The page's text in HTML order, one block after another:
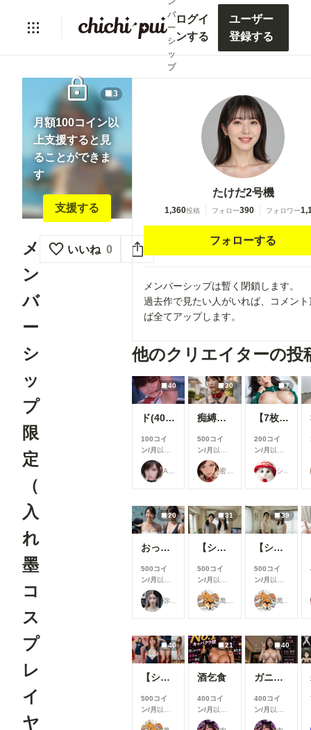
バ
ー
シ
ッ
プ
ログイ
ンする
ユーザー
登録する
lock
月額100コイン以
上支援すると見
ることができま
す
支援する
3
メ
ン
バ
ー
シ
ッ
プ
限
定
（
入
れ
墨
コ
ス
プ
レ
イ
ヤ
いいね 0
たけだ2号機
1,360投稿 フォロー390 フォロワー
フォローする
メンバーシップは暫く閉鎖します。
過去作で見たい人がいれば、コメン
ば全てアップします。
他のクリエイターの投
40
ド(40枚) アイドルとワキ 4
100コイ
ン/月 以上
支援すると
見ることが
できます
30
痴縛羞戯
500コイ
ン/月 以上
支援すると
見ることが
できます
7
【7枚】合宿中にマネージャーにお願いしまくってヤらせてもらった話 ～事後編～
200コイ
ン/月 以上
支援すると
見ることが
できます
20
おっぱいチェック６
500コイ
ン/月 以上
支援すると
見ることが
できます
31
【シリーズまとめ】母娘は逆らえない④＆その後編
500コイ
ン/月 以上
支援すると
見ることが
できます
39
【シリーズまとめ】母娘は逆らえない①②③
500コイ
ン/月 以上
支援すると
見ることが
できます
萬國彩
40
【シリーズまとめ】女の子の制服図鑑 チャイナドレス＆サキュバス編
500コイ
ン/月 以上
支援すると
21
酒乞食
400コイ
ン/月 以上
支援すると
40
ガニ股女
400コイ
ン/月 以上
支援すると